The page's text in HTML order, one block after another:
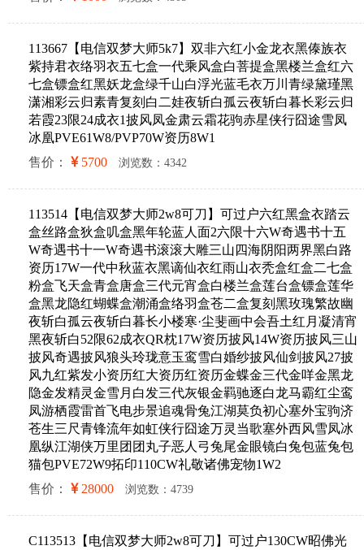
113667【电信双梦大师5k7】双非六红小金龙衣黑傣族衣
紫持君衣络羽衣五七盒一代乘风盒白菩提盒黑楼兰盒红六
七盒镖盒红黑妖龙盒绿千山白浮光蓝毛衣万川青绿黛瑾黑
潇湘彩云归素青复刻白二娃夜斩白孤云夜斩白暮长彩云归
若霞23限24成衣1披风凤金肃云霜花驹赤星侠行囧途雪凤
冰凰PVE61W8/PVP70W资历8W1
售价：
5700 浏览数：4342
113514【电信双梦大师2w8可刀】可过户六红黑盒衣踏云
盒丝路盒狄盒叽盒黑年轮蓝人面2六限十六W奇遇书十五
W奇遇书十一W奇遇书滚滚大雕三山四海阴阳两界黑白路
资历17W一代中秋蓝衣黑谪仙衣红雨山衣秃盒红盒二七盒
粉盒飞天盒青盒唐盒三代元宵盒白楼兰盒莲台盒镖盒莲华
盒黑龙隐红蝴蝶盒潮涌盒络羽盒苍二盒复刻黑玫瑰繁故幽
夜斩白孤云夜斩白暮长小楼寒·尘斐画中会吾土红月凝清宵
黑夜斩白52限62成衣QR枕17W资历披风14W资历披风三山
披风奇遇披风狼头玲珑意玉鸾雪白婚纱披风仙剑披风27披
风九红紫发小资历红大资历红资历金蝶金三代金咩金黑龙
隐金发精灵金雪月白发三代灰银金羁驰逐白龙马霸红尘鸾
凤游栖霞雷首飞电步景追魂骨兔江湖莫负初心塞外宝驹济
苍生三尺青锋流年如虹侠行囧途万灵当歌塞外西风雪凤冰
凰纵江湖侠万里团团丸子恶人弓兔尾金眼镜白兔包蓝兔包
猫包PVE72W9拓印110CW礼敬诸佛宠物1W2
售价：
28000 浏览数：4739
C113513【电信双梦大师2w8可刀】可过户130CW昭佛光